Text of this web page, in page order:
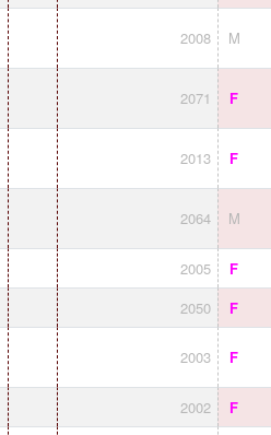
2008 M
2071 F
2013 F
2064 M
2005
F
2050 F
2003 F
2002
F